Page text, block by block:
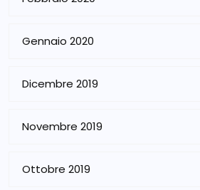
Gennaio 2020
Dicembre 2019
Novembre 2019
Ottobre 2019